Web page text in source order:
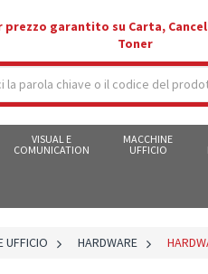
prezzo garantito su Carta,
Toner
VISUAL E
COMUNICATION
MACCHINE
UFFICIO
UFFICIO > HARDWARE >